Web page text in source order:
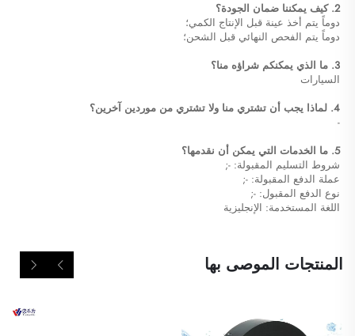
2. كيف يمكننا ضمان الجودة؟
دوماً يتم أخذ عينة قبل الإنتاج الكمي؛
دوماً يتم الفحص النهائي قبل الشحن؛
3. ما الذي يمكنكم شراؤه منا؟
السيارات
4. لماذا يجب أن تشتري منا ولا تشتري من موردين آخرين؟
-
5. ما الخدمات التي يمكن أن نقدمها؟
شروط التسليم المقبولة: -;
عملة الدفع المقبولة: -;
نوع الدفع المقبول: -;
اللغة المستخدمة: الإنجليزية
المنتجات الموصى بها